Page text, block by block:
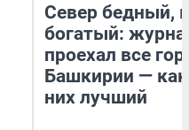
Север бедный,
богатый:
проехал все
Башкирии —
них лучший